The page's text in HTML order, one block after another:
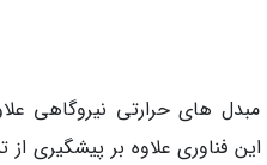
های حرارتی نیروگاهی
فناوری علاوه بر پیشگیری